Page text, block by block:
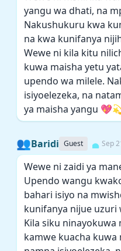
yangu wa dhati, na
Nakushukuru kwa
na kwa kunifanya
Wewe ni kila kitu
kuwa maisha yetu
upendo wa milele.
isiyoelezeka, na
ya maisha yangu
👥Baridi Guest Sep
Wewe ni zaidi ya
Upendo wangu
bahari isiyo na
kunifanya nijue
Kila siku ninayokuwa
kamwe kuacha kuwa